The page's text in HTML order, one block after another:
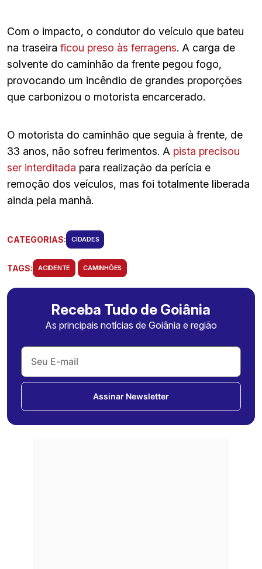
Com o impacto, o condutor do veículo que bateu
na traseira ficou preso às ferragens. A carga de
solvente do caminhão da frente pegou fogo,
provocando um incêndio de grandes proporções
que carbonizou o motorista encarcerado.
O motorista do caminhão que seguia à frente, de
33 anos, não sofreu ferimentos. A pista precisou
ser interditada para realização da perícia e
remoção dos veículos, mas foi totalmente liberada
ainda pela manhã.
CATEGORIAS: CIDADES
TAGS: ACIDENTE CAMINHÕES
Receba Tudo de Goiânia
As principais notícias de Goiânia e região
Assinar Newsletter